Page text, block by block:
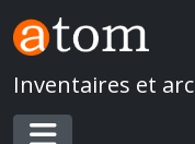
Skip to main content
Inventaires et